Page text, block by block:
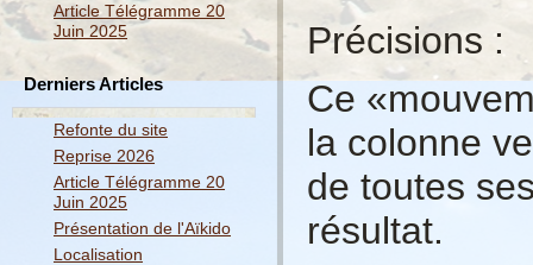
Article Télégramme 20
Juin 2025
Derniers Articles
Refonte du site
Reprise 2026
Article Télégramme 20
Juin 2025
Présentation de l'Aïkido
Localisation
Précisions :
Ce
la colonne
de toutes
résultat.